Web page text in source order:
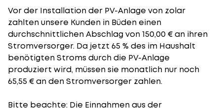
Vor der Installation der PV-Anlage von zolar
zahlten unsere Kunden in Büden einen
durchschnittlichen Abschlag von 150,00 € an ihren
Stromversorger. Da jetzt 65 % des im Haushalt
benötigten Stroms durch die PV-Anlage
produziert wird, müssen sie monatlich nur noch
65,55 € an den Stromversorger zahlen.
Bitte beachte: Die Einnahmen aus der